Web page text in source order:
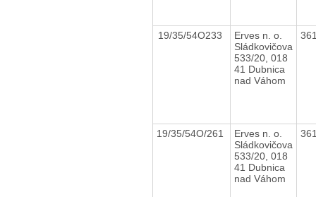
19/35/54O233
Erves n. o.
Sládkovičova
533/20, 018
41 Dubnica
nad Váhom
19/35/54O/261
Erves n. o.
Sládkovičova
533/20, 018
41 Dubnica
nad Váhom